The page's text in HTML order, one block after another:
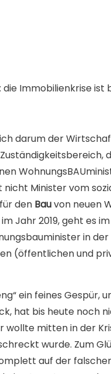
Immobilienkrise
darum der
Minister vom
den Bauvon neuen
Jahr 2019, geht es
in
(öffentlichen und
ein feines Gespür,
hat bis heute noch
wollte mitten in der
wurde. Zum
auf der